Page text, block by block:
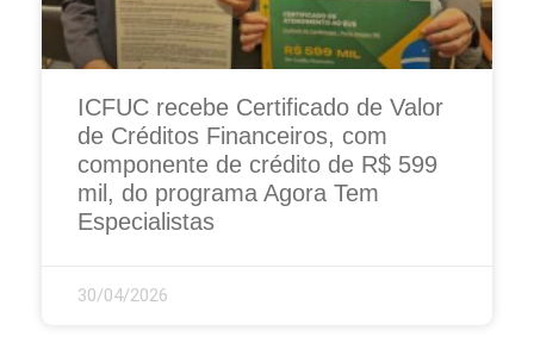
ICFUC recebe Certificado de Valor
de Créditos Financeiros, com
componente de crédito de R$ 599
mil, do programa Agora Tem
Especialistas
30/04/2026